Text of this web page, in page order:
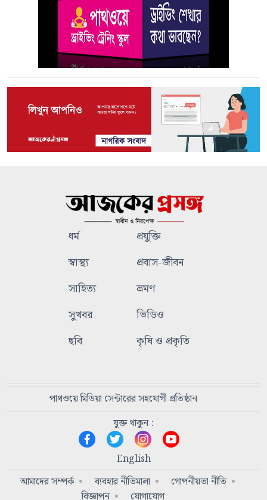
ধর্ম
প্রযুক্তি
স্বাস্থ্য
প্রবাস-জীবন
সাহিত্য
ভ্রমণ
সুখবর
ভিডিও
ছবি
কৃষি ও প্রকৃতি
পাথওয়ে মিডিয়া সেন্টারের সহযোগী প্রতিষ্ঠান
যুক্ত থাকুন :
English
আমাদের সম্পর্ক
ব্যবহার নীতিমালা
গোপনীয়তা নীতি
বিজ্ঞাপন
যোগাযোগ